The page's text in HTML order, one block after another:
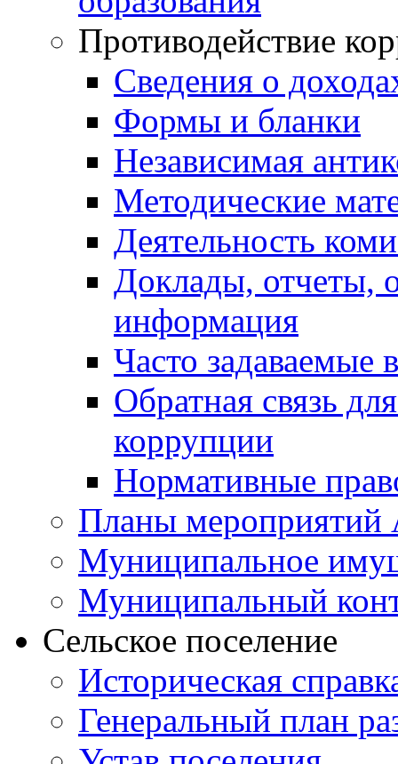
Противодействие
Сведения о
Формы и бланки
Независимая
Методические
Деятельность
Доклады, отчеты,
информация
Часто задаваемые
Обратная связь
коррупции
Нормативные
Планы мероприятий
Муниципальное
Муниципальный
Сельское поселение
Историческая
Генеральный план